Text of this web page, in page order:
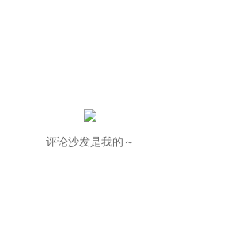
评论沙发是我的～